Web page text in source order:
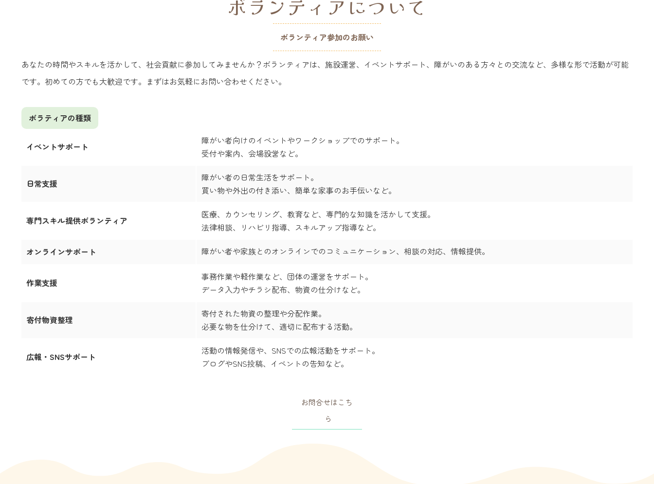
ボランティアについて
ボランティア参加のお願い
あなたの時間やスキルを活かして、社会貢献に参加してみませんか？ボランティアは、施設運営、イベントサポート、障がいのある方々との交流など、多様な形で活動が可能
です。初めての方でも大歓迎です。まずはお気軽にお問い合わせください。
ボラティアの種類
イベントサポート
障がい者向けのイベントやワークショップでのサポート。
受付や案内、会場設営など。
日常支援
障がい者の日常生活をサポート。
買い物や外出の付き添い、簡単な家事のお手伝いなど。
専門スキル提供ボランティア
医療、カウンセリング、教育など、専門的な知識を活かして支援。
法律相談、リハビリ指導、スキルアップ指導など。
オンラインサポート 障がい者や家族とのオンラインでのコミュニケーション、相談の対応、情報提供。
作業支援
事務作業や軽作業など、団体の運営をサポート。
データ入力やチラシ配布、物資の仕分けなど。
寄付物資整理
寄付された物資の整理や分配作業。
必要な物を仕分けて、適切に配布する活動。
広報・SNSサポート
活動の情報発信や、SNSでの広報活動をサポート。
ブログやSNS投稿、イベントの告知など。
お問合せはこち
ら